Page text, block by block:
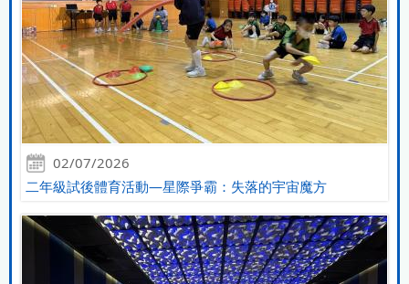
02/07/2026
二年級試後體育活動—星際爭霸：失落的宇宙魔方